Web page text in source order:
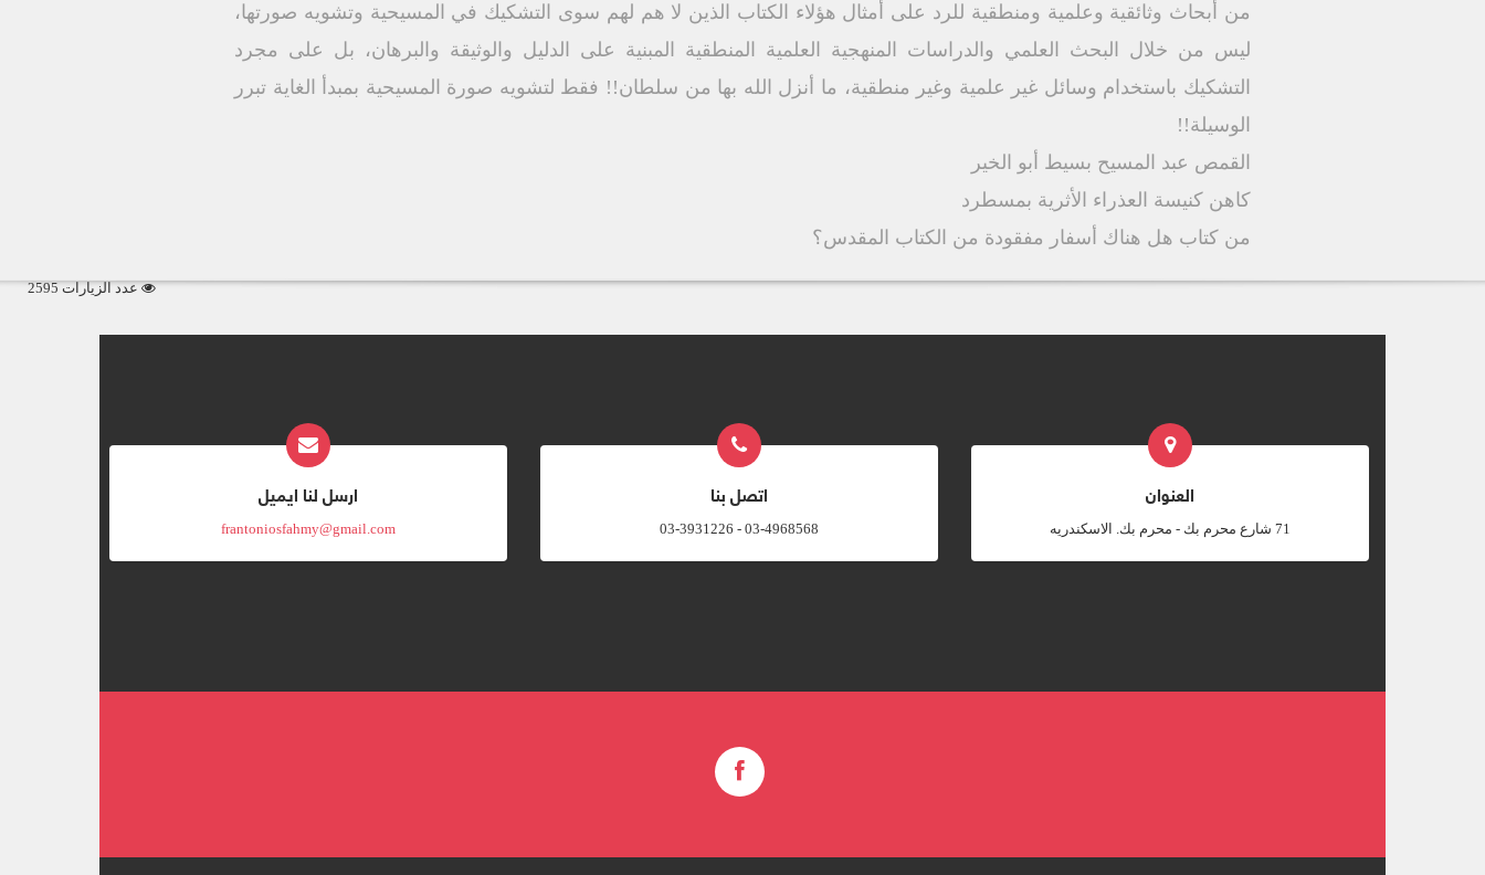
من أبحاث وثائقية وعلمية ومنطقية للرد على أمثال هؤلاء الكتاب الذين لا هم لهم سوى التشكيك في المسيحية وتشويه صورتها،
ليس من خلال البحث العلمي والدراسات المنهجية العلمية المنطقية المبنية على الدليل والوثيقة والبرهان، بل على مجرد
التشكيك باستخدام وسائل غير علمية وغير منطقية، ما أنزل الله بها من سلطان!! فقط لتشويه صورة المسيحية بمبدأ الغاية تبرر
الوسيلة!!
القمص عبد المسيح بسيط أبو الخير
كاهن كنيسة العذراء الأثرية بمسطرد
من كتاب هل هناك أسفار مفقودة من الكتاب المقدس؟
عدد الزيارات 2595
العنوان
‎71 شارع محرم بك - محرم بك. الاسكندريه
اتصل بنا
03-4968568 - 03-3931226
ارسل لنا ايميل
frantoniosfahmy@gmail.com